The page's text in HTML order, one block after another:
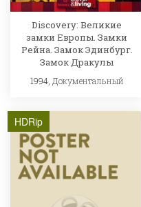
Discovery: Великие
замки Европы. Замки
Рейна. Замок Эдинбург.
Замок Дракулы
1994, Документальный
HDRip